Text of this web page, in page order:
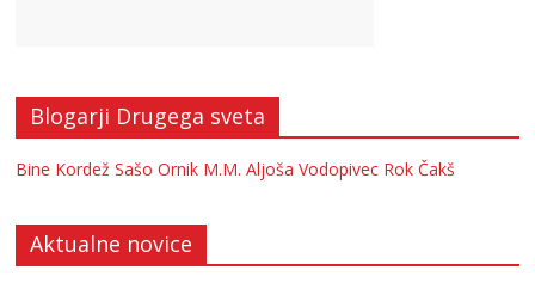
Blogarji Drugega sveta
Bine Kordež Sašo Ornik M.M. Aljoša Vodopivec Rok Čakš
Aktualne novice